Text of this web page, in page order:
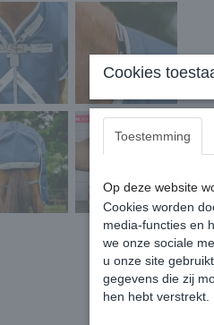
Cookies
Toestemming
Op deze website
Cookies worden
media-functies en
we onze sociale
u onze site
gegevens die zij
hen hebt verstrekt.